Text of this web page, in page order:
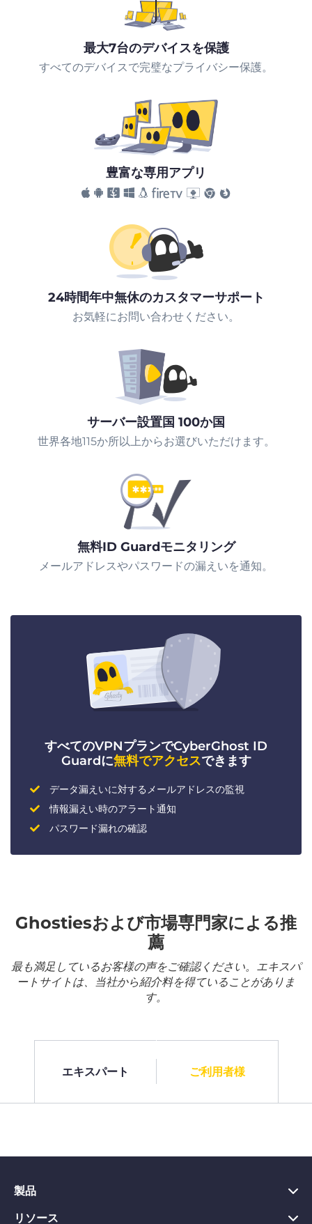
最大7台のデバイスを保護
すべてのデバイスで完璧なプライバシー保護。
豊富な専用アプリ
24時間年中無休のカスタマーサポート
お気軽にお問い合わせください。
サーバー設置国 100か国
世界各地115か所以上からお選びいただけます。
無料ID Guardモニタリング
メールアドレスやパスワードの漏えいを通知。
すべてのVPNプランでCyberGhost ID
Guardに無料でアクセスできます
データ漏えいに対するメールアドレスの監視
情報漏えい時のアラート通知
パスワード漏れの確認
Ghostiesおよび市場専門家による推
薦
最も満足しているお客様の声をご確認ください。エキスパ
ートサイトは、当社から紹介料を得ていることがありま
す。
エキスパート ご利用者様
製品
PC向けVPN
リソース